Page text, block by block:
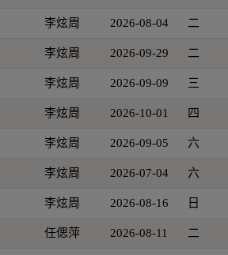
李炫周 2026-08-04 二
李炫周 2026-09-29 二
李炫周 2026-09-09 三
李炫周 2026-10-01 四
李炫周 2026-09-05 六
李炫周 2026-07-04 六
李炫周 2026-08-16 日
任偲萍 2026-08-11 二